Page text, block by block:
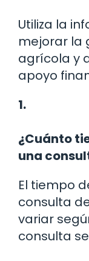
Utiliza la
mejorar la
agrícola y
apoyo
1.
¿Cuánto
una
El tiempo
consulta
variar
consulta